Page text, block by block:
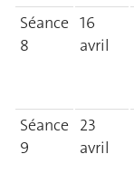
Séance
8
16
avril
Séance
9
23
avril